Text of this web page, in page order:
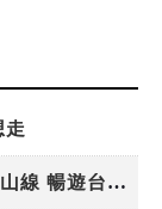
走
台灣好行／新路線！下半年增開大雪山線 暢遊台中更便利